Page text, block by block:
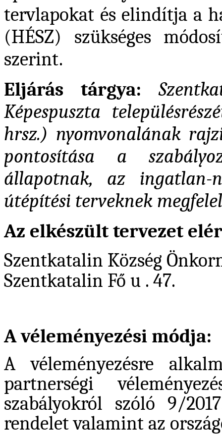
tervlapokat és elindítja a
(HÉSZ) szükséges
szerint.
Eljárás tárgya:
Képespuszta
hrsz.) nyomvonalának
pontosítása a
állapotnak, az ingatlan-
útépítési terveknek
Az elkészült tervezet
Szentkatalin Község
Szentkatalin Fő u . 47.
A véleményezési módja:
A véleményezésre
partnerségi
szabályokról szóló 9/
rendelet valamint az